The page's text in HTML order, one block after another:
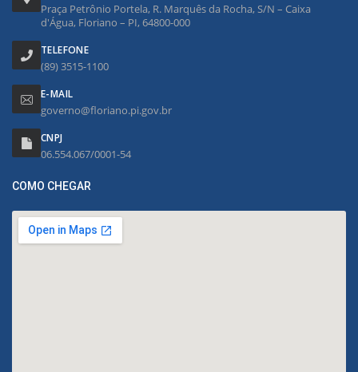
Praça Petrônio Portela, R. Marquês da Rocha, S/N – Caixa
d'Água, Floriano – PI, 64800-000
TELEFONE
(89) 3515-1100
E-MAIL
governo@floriano.pi.gov.br
CNPJ
06.554.067/0001-54
COMO CHEGAR